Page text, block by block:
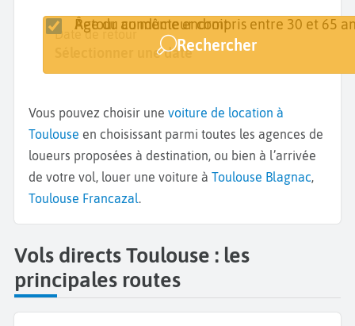
Lieu de retrait
Date de retrait
Sélectionner une date
Date de retour
Sélectionner une date
Retour au même endroit
Âge du conducteur compris entre 30 et 65
Rechercher
Vous pouvez choisir une voiture de location à
Toulouse en choisissant parmi toutes les agences de
loueurs proposées à destination, ou bien à l’arrivée
de votre vol, louer une voiture à Toulouse Blagnac,
Toulouse Francazal.
Vols directs Toulouse : les
principales routes